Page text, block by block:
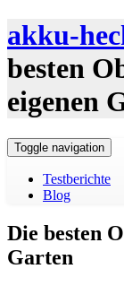
akku-
besten
eigenen
Toggle navigation
Testberichte
Blog
Die besten
Garten